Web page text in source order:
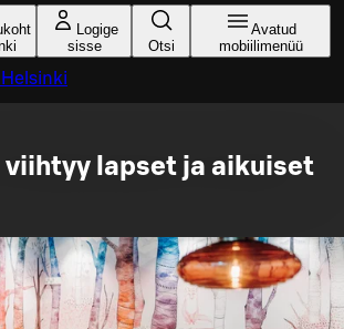
Logige
sisse
Otsi
Avatud
mobiilimenüü
Helsinki
viihtyy lapset ja aikuiset